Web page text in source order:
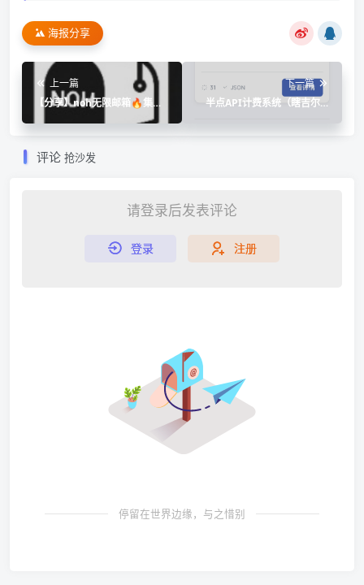
海报分享
上一篇
【分享】noh无限邮箱🔥集成
🔥临时号码接收🔥无限收发短
下一篇
半点API计费系统（瞎吉尔改
评论 抢沙发
请登录后发表评论
登录 注册
停留在世界边缘，与之惜别